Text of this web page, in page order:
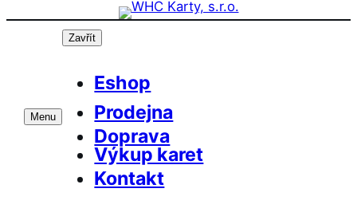
Přeskočit
Menu
Zavřít
Eshop
Prodejna
Doprava
Výkup karet
Kontakt